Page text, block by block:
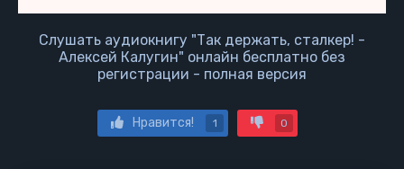
Слушать аудиокнигу "Так держать, сталкер! -
Алексей Калугин" онлайн бесплатно без
регистрации - полная версия
Нравится! 1 0